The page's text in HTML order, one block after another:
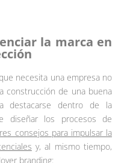
la marca en
necesita una empresa no
construcción de una buena
destacarse dentro de la
diseñar los procesos de
consejos para impulsar la
y, al mismo tiempo,
branding: